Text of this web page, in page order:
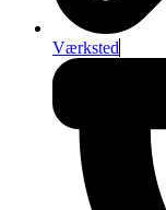
Værksted